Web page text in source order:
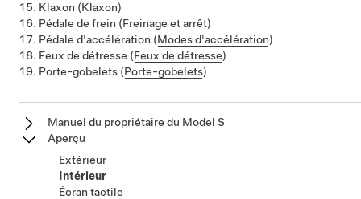
Klaxon (Klaxon)
Pédale de frein (Freinage et arrêt)
Pédale d'accélération (Modes d'accélération)
Feux de détresse (Feux de détresse)
Porte-gobelets (Porte-gobelets)
Manuel du propriétaire du Model S
Aperçu
Extérieur
Intérieur
Écran tactile